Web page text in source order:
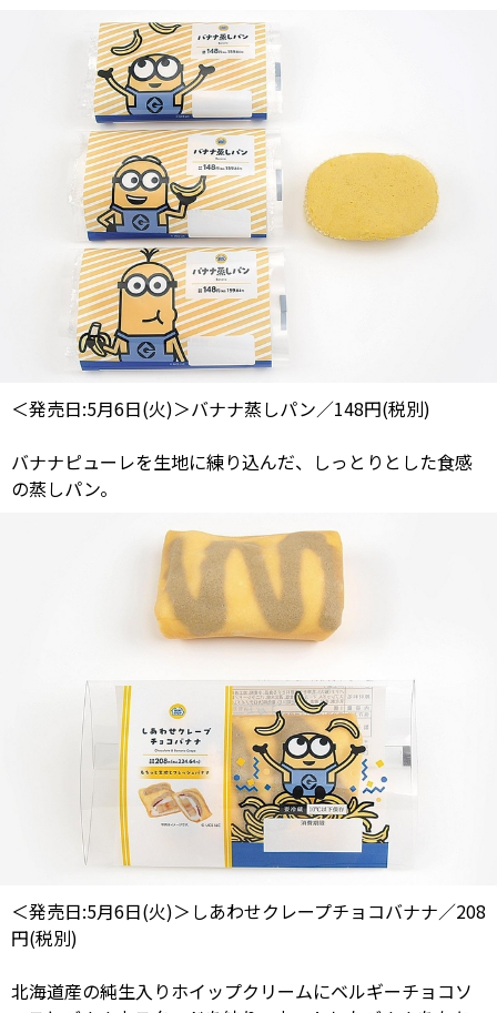
＜発売日:5月6日(火)＞バナナ蒸しパン／148円(税別)
バナナピューレを生地に練り込んだ、しっとりとした食感
の蒸しパン。
＜発売日:5月6日(火)＞しあわせクレープチョコバナナ／208
円(税別)
北海道産の純生入りホイップクリームにベルギーチョコソ